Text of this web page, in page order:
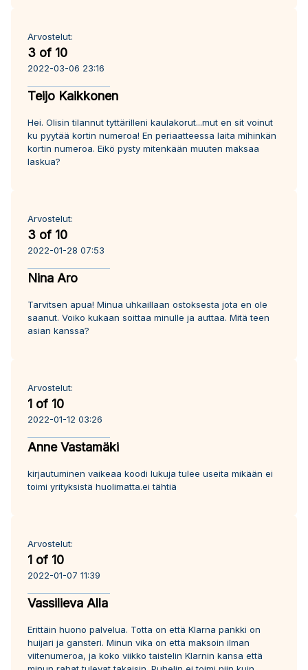
Arvostelut:
3 of 10
2022-03-06 23:16
Teijo Kaikkonen
Hei. Olisin tilannut tyttärilleni kaulakorut...mut en sit voinut
ku pyytää kortin numeroa! En periaatteessa laita mihinkän
kortin numeroa. Eikö pysty mitenkään muuten maksaa
laskua?
Arvostelut:
3 of 10
2022-01-28 07:53
Nina Aro
Tarvitsen apua! Minua uhkaillaan ostoksesta jota en ole
saanut. Voiko kukaan soittaa minulle ja auttaa. Mitä teen
asian kanssa?
Arvostelut:
1 of 10
2022-01-12 03:26
Anne Vastamäki
kirjautuminen vaikeaa koodi lukuja tulee useita mikään ei
toimi yrityksistä huolimatta.ei tähtiä
Arvostelut:
1 of 10
2022-01-07 11:39
Vassilieva Alla
Erittäin huono palvelua. Totta on että Klarna pankki on
huijari ja gansteri. Minun vika on että maksoin ilman
viitenumeroa, ja koko viikko taistelin Klarnin kansa että